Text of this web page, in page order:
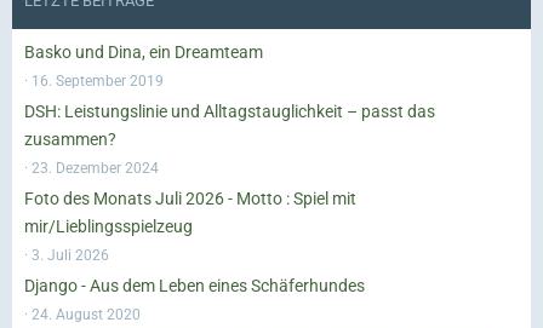
Basko und Dina, ein Dreamteam
16. September 2019
DSH: Leistungslinie und Alltagstauglichkeit – passt das
zusammen?
23. Dezember 2024
Foto des Monats Juli 2026 - Motto : Spiel mit
mir/Lieblingsspielzeug
3. Juli 2026
Django - Aus dem Leben eines Schäferhundes
24. August 2020